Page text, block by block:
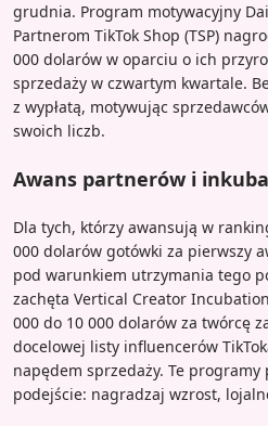
grudnia. Program motywacyjny
Partnerom TikTok Shop (TSP)
000 dolarów w oparciu o ich
sprzedaży w czwartym kwartale.
z wypłatą, motywując
swoich liczb.
Awans partnerów i
Dla tych, którzy awansują w
000 dolarów gotówki za pierwszy
pod warunkiem utrzymania tego
zachęta Vertical Creator
000 do 10 000 dolarów za twórcę
docelowej listy influencerów
napędem sprzedaży. Te
podejście: nagradzaj wzrost,